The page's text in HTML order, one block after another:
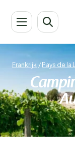
Frankrijk / Pays de la